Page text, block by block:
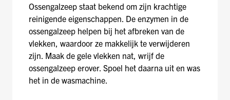
Ossengalzeep staat bekend om zijn krachtige
reinigende eigenschappen. De enzymen in de
ossengalzeep helpen bij het afbreken van de
vlekken, waardoor ze makkelijk te verwijderen
zijn. Maak de gele vlekken nat, wrijf de
ossengalzeep erover. Spoel het daarna uit en was
het in de wasmachine.